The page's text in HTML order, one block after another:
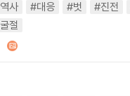
사 #대응 #벗 #진전
절